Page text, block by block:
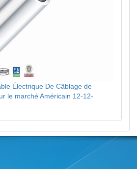
Électrique De Câblage de
le marché Américain 12-12-